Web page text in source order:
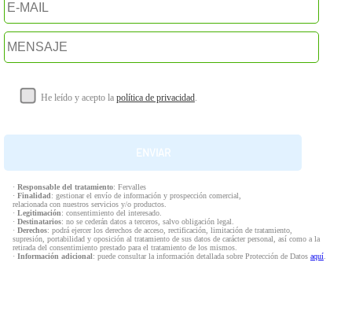
He leído y acepto la política de privacidad.
· Responsable del tratamiento: Fervalles
· Finalidad: gestionar el envío de información y prospección comercial,
relacionada con nuestros servicios y/o productos.
· Legitimación: consentimiento del interesado.
· Destinatarios: no se cederán datos a terceros, salvo obligación legal.
· Derechos: podrá ejercer los derechos de acceso, rectificación, limitación de tratamiento,
supresión, portabilidad y oposición al tratamiento de sus datos de carácter personal, así como a la
retirada del consentimiento prestado para el tratamiento de los mismos.
· Información adicional: puede consultar la información detallada sobre Protección de Datos aquí.